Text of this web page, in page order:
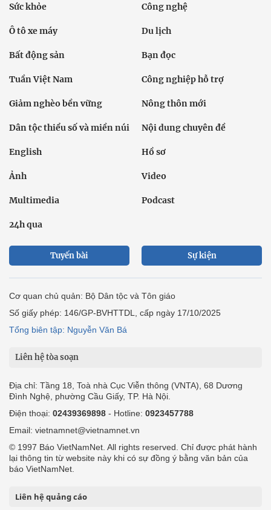
Sức khỏe Công nghệ
Ô tô xe máy Du lịch
Bất động sản Bạn đọc
Tuần Việt Nam Công nghiệp hỗ trợ
Giảm nghèo bền vững Nông thôn mới
Dân tộc thiểu số và miền núi Nội dung chuyên đề
English Hồ sơ
Ảnh Video
Multimedia Podcast
24h qua
Tuyến bài Sự kiện
Cơ quan chủ quản: Bộ Dân tộc và Tôn giáo
Số giấy phép: 146/GP-BVHTTDL, cấp ngày 17/10/2025
Tổng biên tập: Nguyễn Văn Bá
Liên hệ tòa soạn
Địa chỉ: Tầng 18, Toà nhà Cục Viễn thông (VNTA), 68 Dương
Đình Nghệ, phường Cầu Giấy, TP. Hà Nội.
Điện thoại: 02439369898 - Hotline: 0923457788
Email: vietnamnet@vietnamnet.vn
© 1997 Báo VietNamNet. All rights reserved. Chỉ được phát hành
lại thông tin từ website này khi có sự đồng ý bằng văn bản của
báo VietNamNet.
Liên hệ quảng cáo